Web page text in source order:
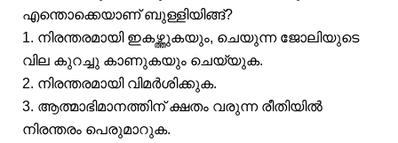
എന്തൊക്കെയാണ് ബുള്ളിയിങ്ങ്?
1. നിരന്തരമായി ഇകഴ്ത്തുകയും, ചെയുന്ന ജോലിയുടെ
വില കുറച്ചു കാണുകയും ചെയ്യുക.
2. നിരന്തരമായി വിമർശിക്കുക.
3. ആത്മാഭിമാനത്തിന് ക്ഷതം വരുന്ന രീതിയിൽ
നിരന്തരം പെരുമാറുക.